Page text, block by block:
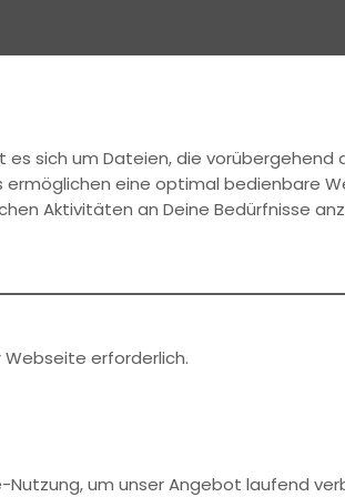
AKTUELLES JOBS
und gut Motorradfahren lernen?
Konzept und erfahrenen
sich um Dateien, die
eine optimal bedienbare
Aktivitäten an Deine Bedürfnisse
Webseite erforderlich.
um unser Angebot laufend